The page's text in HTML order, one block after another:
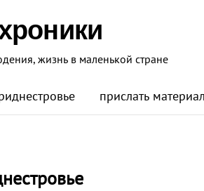
жизнь в маленькой стране
прислать материал